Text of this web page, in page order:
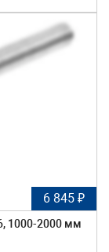
6 845 ₽
1000-2000 мм